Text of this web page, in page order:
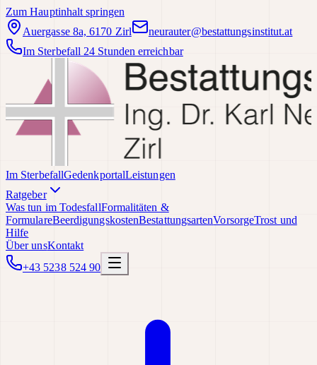
Zum Hauptinhalt springen
Auergasse 8a, 6170 Zirl
neurauter@bestattungsinstitut.at
Im Sterbefall 24 Stunden erreichbar
Im SterbefallGedenkportalLeistungen
Ratgeber
Was tun im TodesfallFormalitäten &
FormulareBeerdigungskostenBestattungsartenVorsorgeTrost und
Hilfe
Über unsKontakt
+43 5238 524 90